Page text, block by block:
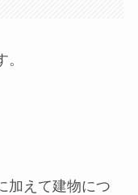
。
加えて建物につ